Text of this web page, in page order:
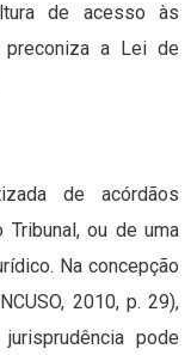
de acesso às
preconiza a Lei de
de acórdãos
ou de uma
Na concepção
2010, p. 29),
pode